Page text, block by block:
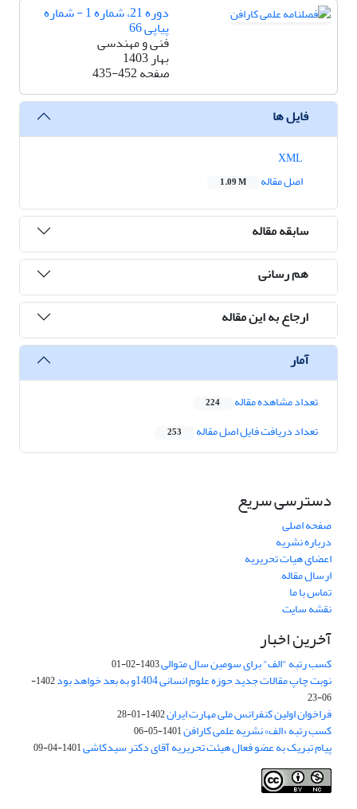
دوره 21، شماره 1 - شماره
پیاپی 66
فنی و مهندسی
بهار 1403
صفحه435-452
فایل ها
اصل مقاله
1.09 M
سابقه مقاله
هم رسانی
ارجاع به این مقاله
آمار
تعداد مشاهده مقاله 224
تعداد دریافت فایل اصل مقاله 253
دسترسی سریع
صفحه اصلی
درباره نشریه
اعضای هیات تحریریه
ارسال مقاله
تماس با ما
نقشه سایت
آخرین اخبار
کسب رتبه "الف" برای سومین سال متوالی1403-02-01
نوبت چاپ مقالات جدید حوزه علوم انسانی 1404و به بعد خواهد بود
1402-
06-23
فراخوان اولین کنفرانس ملی مهارت ایران1402-01-28
کسب رتبه «الف» نشریه علمی کارافن1401-05-06
پیام تبریک به عضو فعال هیئت تحریریه آقای دکتر سیدکاشی1401-04-09